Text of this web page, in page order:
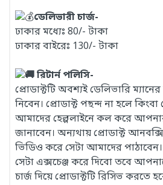
ডেলিভারী চার্জ-
ঢাকার মধ্যেঃ 80/- টাকা
ঢাকার বাইরেঃ 130/- টাকা
রিটার্ন পলিসি-
প্রোডাক্টটি অবশ্যই ডেলিভারি
নিবেন। প্রোডাক্ট পছন্দ না হলে
আমাদের হেল্পলাইনে কল করে
জানাবেন। অন্যথায় প্রোডাক্ট
ভিডিও করে সেটা আমাদের
সেটা এক্সচেঞ্জ করে দিবো তবে
চার্জ দিয়ে প্রোডাক্টটি রিসিভ করতে